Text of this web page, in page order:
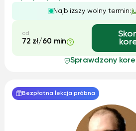
rozwinięcie umiejętności
metod do potrzeb każdej
Najbliższy wolny termin:
od
72 zł/60 min
Sprawdzony
Bezpłatna lekcja próbna